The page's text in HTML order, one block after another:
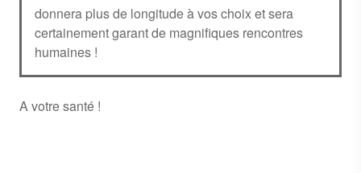
donnera plus de longitude à vos choix et sera
certainement garant de magnifiques rencontres
humaines !
A votre santé !